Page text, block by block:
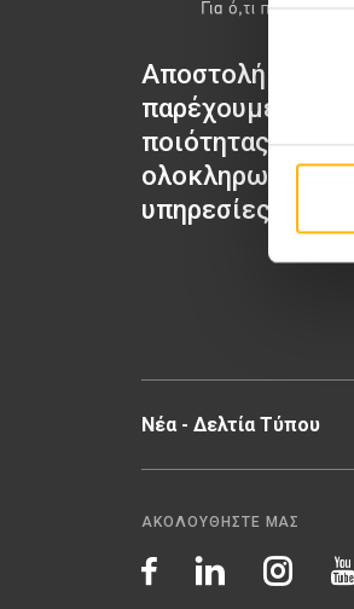
Επιλογή
Αποστολή μας να
παρέχουμε
ποιότητας
ολοκληρωμένες
υπηρεσίες υγείας.
Νέα - Δελτία Τύπου
ΑΚΟΛΟΥΘΗΣΤΕ ΜΑΣ